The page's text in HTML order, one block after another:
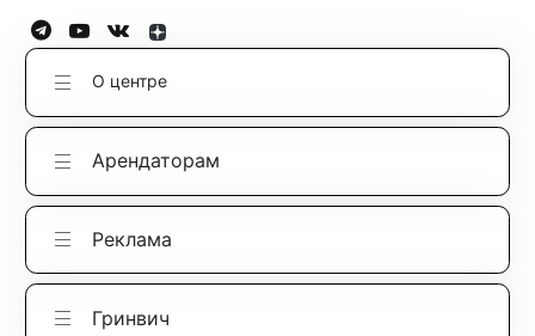
О центре
Арендаторам
Реклама
Гринвич